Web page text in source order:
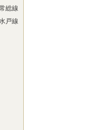
総線
戸線